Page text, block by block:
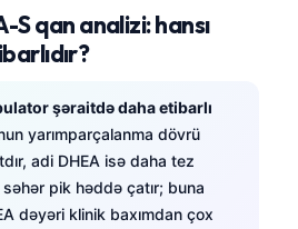
S qan analizi: hansı
şəraitdə daha etibarlı
yarımparçalanma dövrü
adi DHEA isə daha tez
pik həddə çatır; buna
dəyəri klinik baxımdan çox